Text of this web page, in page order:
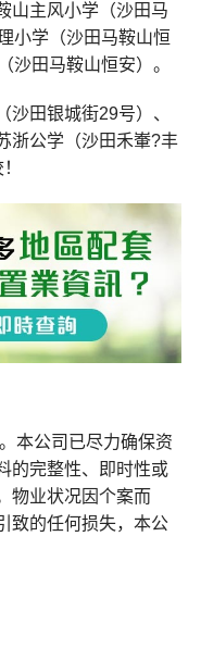
山主风小学（沙田马
小学（沙田马鞍山恒
田马鞍山恒安）。
田银城街29号）、
浙公学（沙田禾輋?丰
本公司已尽力确保资
的完整性、即时性或
物业状况因个案而
致的任何损失，本公